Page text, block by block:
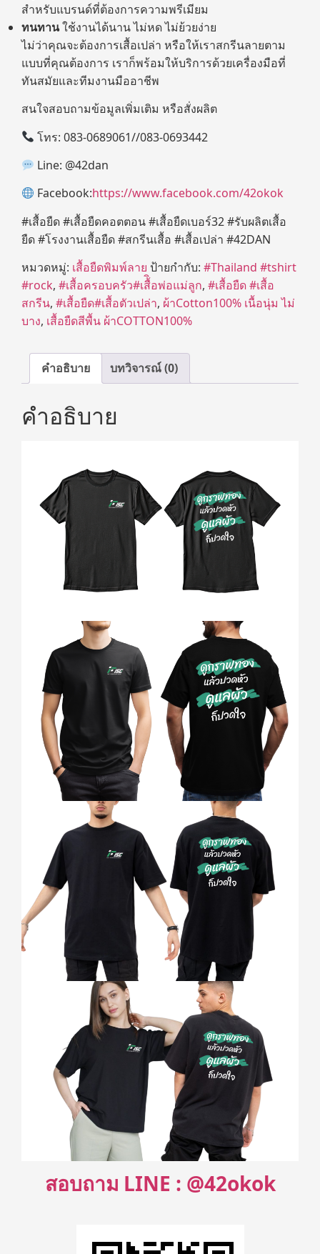
สำหรับแบรนด์ที่ต้องการความพรีเมียม
ทนทานใช้งานได้นาน ไม่หด ไม่ย้วยง่าย
ไม่ว่าคุณจะต้องการเสื้อเปล่า หรือให้เราสกรีนลายตาม
แบบที่คุณต้องการ เราก็พร้อมให้บริการด้วยเครื่องมือที่
ทันสมัยและทีมงานมืออาชีพ
สนใจสอบถามข้อมูลเพิ่มเติม หรือสั่งผลิต
โทร: 083-0689061//083-0693442
Line: @42dan
Facebook:https://www.facebook.com/42okok
#เสื้อยืด #เสื้อยืดคอตตอน #เสื้อยืดเบอร์32 #รับผลิตเสื้อ
ยืด #โรงงานเสื้อยืด #สกรีนเสื้อ #เสื้อเปล่า #42DAN
หมวดหมู่: เสื้อยืดพิมพ์ลาย ป้ายกำกับ: #Thailand #tshirt
#rock, #เสื้อครอบครัว#เสื้ิอพ่อแม่ลูก, #เสื้อยืด #เสื้อ
สกรีน, #เสื้อยืด#เสื้อตัวเปล่า, ผ้าCotton100% เนื้อนุ่ม ไม่
บาง, เสื้อยืดสีพื้น ผ้าCOTTON100%
คำอธิบาย บทวิจารณ์ (0)
คำอธิบาย
สอบถาม LINE : @42okok